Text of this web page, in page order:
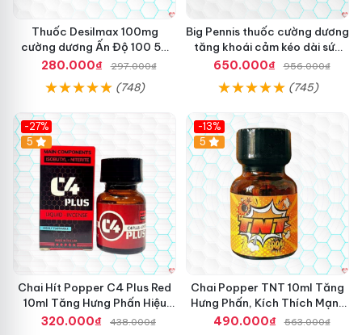
Thuốc Desilmax 100mg
cường dương Ấn Độ 100 50
mg tăng sinh lý tốt nhất
280.000₫ 297.000₫
(748)
Big Pennis thuốc cường dương
tăng khoái cảm kéo dài sức
bền
650.000₫ 956.000₫
(745)
-27%
5
Chai Hít Popper C4 Plus Red
10ml Tăng Hưng Phấn Hiệu
Quả
320.000₫ 438.000₫
-13%
5
Chai Popper TNT 10ml Tăng
Hưng Phấn, Kích Thích Mạnh
Mẽ
490.000₫ 563.000₫